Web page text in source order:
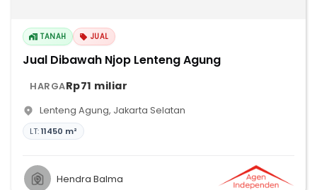
TANAH JUAL
Jual Dibawah Njop Lenteng Agung
HARGARp71 miliar
Lenteng Agung, Jakarta Selatan
LT:11450 m²
Hendra Balma